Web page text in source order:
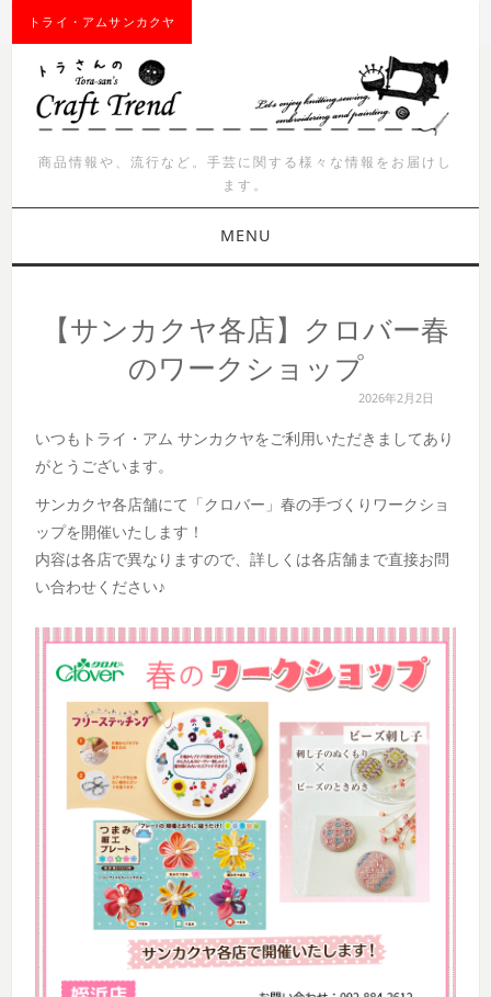
トライ・アムサンカクヤ
商品情報や、流行など。手芸に関する様々な情報をお届けし
ます。
MENU
商品紹介
ワークショップ
【サンカクヤ各店】クロバー春
のワークショップ
2026年2月2日
いつもトライ・アム サンカクヤをご利用いただきましてあり
がとうございます。
サンカクヤ各店舗にて「クロバー」春の手づくりワークショ
ップを開催いたします！
内容は各店で異なりますので、詳しくは各店舗まで直接お問
い合わせください♪